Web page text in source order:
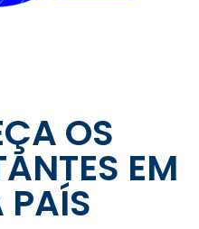
OS
EM